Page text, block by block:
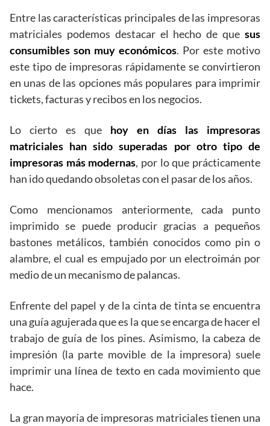
Entre las características principales de las impresoras
matriciales podemos destacar el hecho de que sus
consumibles son muy económicos. Por este motivo
este tipo de impresoras rápidamente se convirtieron
en unas de las opciones más populares para imprimir
tickets, facturas y recibos en los negocios.
Lo cierto es que hoy en días las impresoras
matriciales han sido superadas por otro tipo de
impresoras más modernas, por lo que prácticamente
han ido quedando obsoletas con el pasar de los años.
Como mencionamos anteriormente, cada punto
imprimido se puede producir gracias a pequeños
bastones metálicos, también conocidos como pin o
alambre, el cual es empujado por un electroimán por
medio de un mecanismo de palancas.
Enfrente del papel y de la cinta de tinta se encuentra
una guía agujerada que es la que se encarga de hacer el
trabajo de guía de los pines. Asimismo, la cabeza de
impresión (la parte movible de la impresora) suele
imprimir una línea de texto en cada movimiento que
hace.
La gran mayoría de impresoras matriciales tienen una